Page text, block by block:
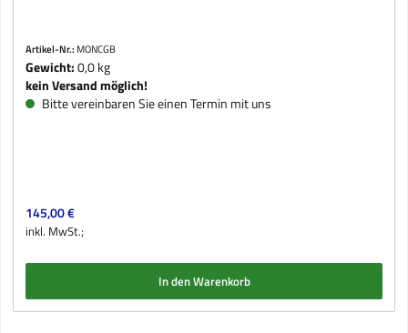
Artikel-Nr.: MONCGB
Gewicht:0,0 kg
kein Versand möglich!
Bitte vereinbaren Sie einen Termin mit uns
Regulärer Preis:
145,00 €
inkl. MwSt.;
In den Warenkorb